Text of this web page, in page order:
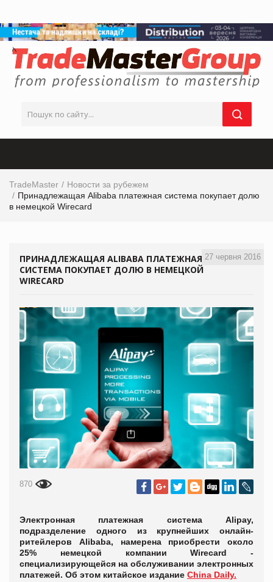
TradeMaster
Новости за рубежем
Принадлежащая Alibaba платежная система покупает долю
в немецкой Wirecard
27 червня 2016
ПРИНАДЛЕЖАЩАЯ ALIBABA ПЛАТЕЖНАЯ
СИСТЕМА ПОКУПАЕТ ДОЛЮ В НЕМЕЦКОЙ
WIRECARD
870
Электронная платежная система Alipay,
подразделение одного из крупнейших онлайн-
ритейлеров Alibaba, намерена приобрести около
25% немецкой компании Wirecard -
специализирующейся на обслуживании электронных
платежей. Об этом китайское издание China Daily.